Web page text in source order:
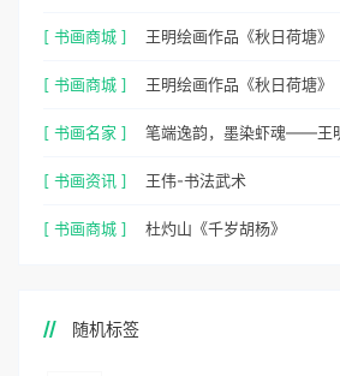
[ 书画商城 ] 王明绘画作品《秋日荷塘》
[ 书画商城 ] 王明绘画作品《秋日荷塘》
[ 书画名家 ] 笔端逸韵，墨染虾魂——王
[ 书画资讯 ] 王伟-书法武术
[ 书画商城 ] 杜灼山《千岁胡杨》
随机标签